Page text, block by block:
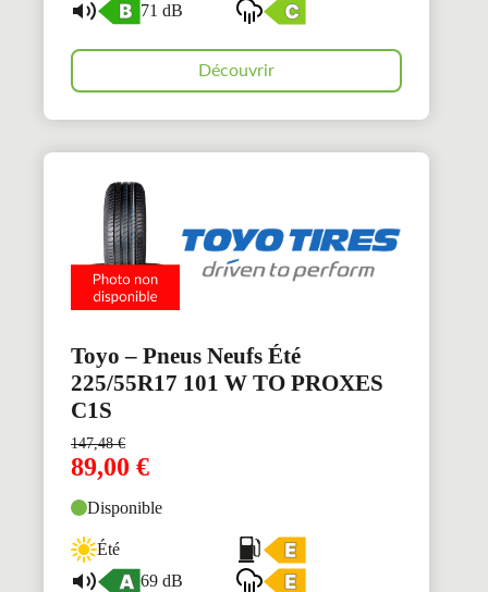
71 dB
Découvrir
Toyo – Pneus Neufs Été
225/55R17 101 W TO PROXES
C1S
147,48€
89,00 €
Disponible
Été
69 dB